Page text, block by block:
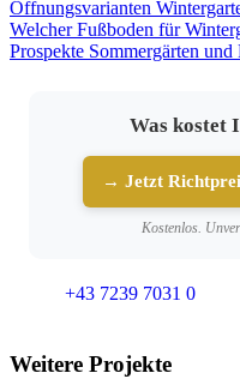
Öffnungsvarianten
Welcher Fußboden für
Prospekte Sommergärten
Was kostet
→ Jetzt
Kostenlos.
+43 7239 7031 0
Weitere Projekte